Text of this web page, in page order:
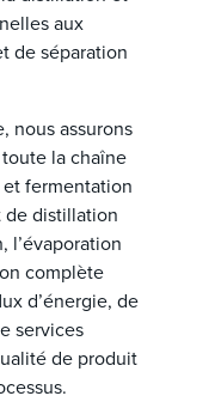
aux
de séparation
nous assurons
la chaîne
fermentation
de distillation
l’évaporation
complète
d’énergie, de
services
de produit